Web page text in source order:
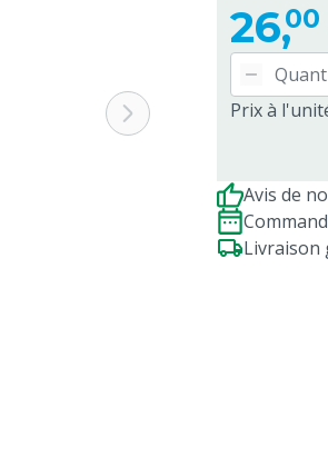
26,00
Prix à
Avis de
Livraison